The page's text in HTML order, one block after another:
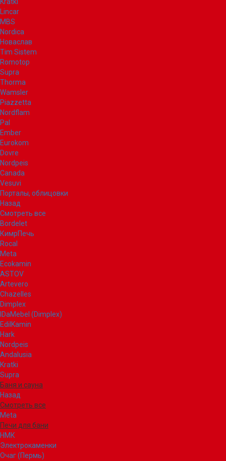
Lincar
MBS
Nordica
Новаслав
Tim Sistem
Romotop
Supra
Thorma
Wamsler
Piazzetta
Nordflam
Pal
Ember
Eurokom
Dovre
Nordpeis
Canada
Vesuvi
Порталы, облицовки
Назад
Смотреть все
Bordelet
КимрПечь
Rocal
Meta
Ecokamin
ASTOV
Artevero
Chazelles
Dimplex
IDaMebel (Dimplex)
EdilKamin
Hark
Nordpeis
Andalusia
Kratki
Supra
Баня и сауна
Назад
Смотреть все
Meta
Печи для бани
НМК
Электрокаменки
Очаг (Пермь)